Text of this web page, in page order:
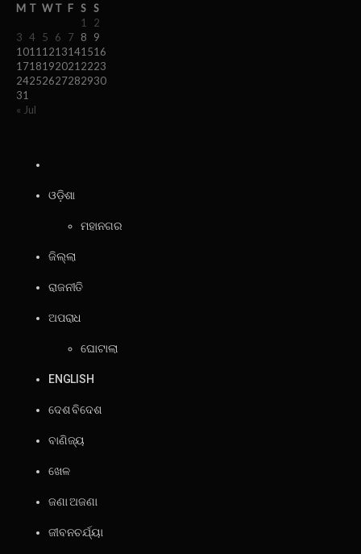
M T W T F S S
1
2
3 4 5 6 7 8
9
1011 1213141516
1718192021 2223
24252627282930
31
« Jul
ଓଡ଼ିଶା
ମହାନଗର
ଜିଲ୍ଲା
ରାଜନୀତି
ଅପରାଧ
ଘୋଟାଲା
ENGLISH
ଦେଶ ବିଦେଶ
ବାଣିଜ୍ୟ
ଖେଳ
ଜଣା ଅଜଣା
ଜୀବନଚର୍ଯ୍ୟା